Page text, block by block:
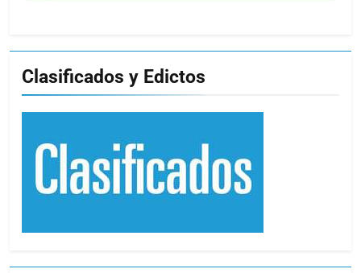
Clasificados y Edictos